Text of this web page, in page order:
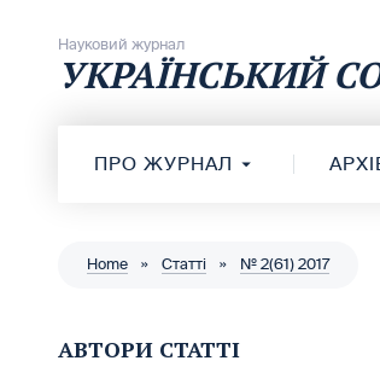
Науковий журнал
УКРАЇНСЬКИЙ
ПРО ЖУРНАЛ
Home » Статті » № 2(61) 2017
АВТОРИ СТАТТІ